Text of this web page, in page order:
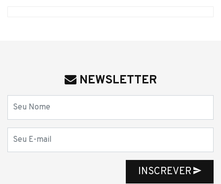
NEWSLETTER
INSCREVER